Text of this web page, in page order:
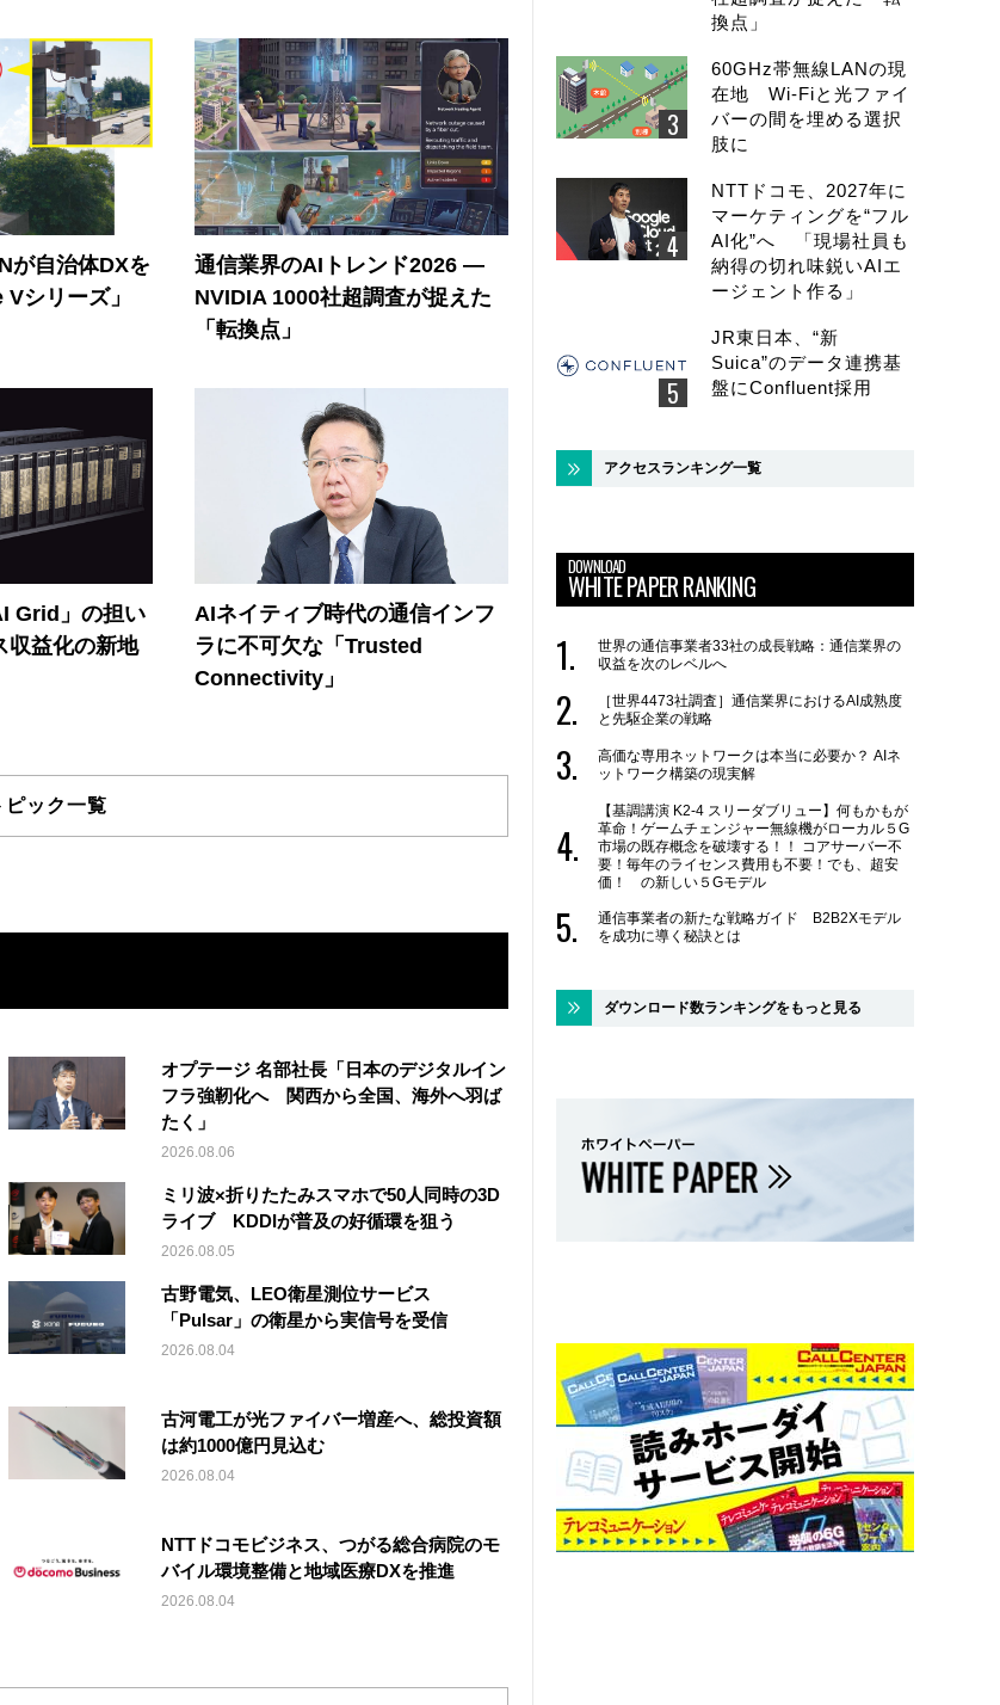
が自治体DXを
シリーズ」
通信業界のAIトレンド2026 ―
NVIDIA 1000社超調査が捉えた
「転換点」
Grid」の担い
益化の新地
AIネイティブ時代の通信インフ
ラに不可欠な「Trusted
Connectivity」
ピック一覧
オプテージ 名部社長「日本のデジタルイン
フラ強靭化へ 関西から全国、海外へ羽ば
たく」
2026.08.06
ミリ波×折りたたみスマホで50人同時の3D
ライブ KDDIが普及の好循環を狙う
2026.08.05
古野電気、LEO衛星測位サービス
「Pulsar」の衛星から実信号を受信
2026.08.04
古河電工が光ファイバー増産へ、総投資額
は約1000億円見込む
2026.08.04
NTTドコモビジネス、つがる総合病院のモ
バイル環境整備と地域医療DXを推進
2026.08.04
換点」
60GHz帯無線LANの現
在地 Wi-Fiと光ファイ
バーの間を埋める選択
肢に
NTTドコモ、2027年に
マーケティングを“フル
AI化”へ 「現場社員も
納得の切れ味鋭いAIエ
ージェント作る」
JR東日本、“新
Suica”のデータ連携基
盤にConfluent採用
アクセスランキング一覧
DOWNLOAD
WHITE PAPER RANKING
世界の通信事業者33社の成長戦略：通信業界の
収益を次のレベルへ
［世界4473社調査］通信業界におけるAI成熟度
と先駆企業の戦略
高価な専用ネットワークは本当に必要か？ AIネ
ットワーク構築の現実解
【基調講演 K2-4 スリーダブリュー】何もかもが
革命！ゲームチェンジャー無線機がローカル５G
市場の既存概念を破壊する！！ コアサーバー不
要！毎年のライセンス費用も不要！でも、超安
価！ の新しい５Gモデル
通信事業者の新たな戦略ガイド B2B2Xモデル
を成功に導く秘訣とは
ダウンロード数ランキングをもっと見る